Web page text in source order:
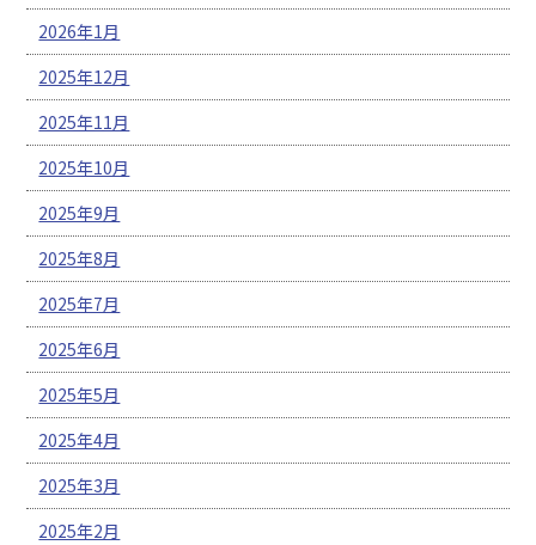
2026年1月
2025年12月
2025年11月
2025年10月
2025年9月
2025年8月
2025年7月
2025年6月
2025年5月
2025年4月
2025年3月
2025年2月